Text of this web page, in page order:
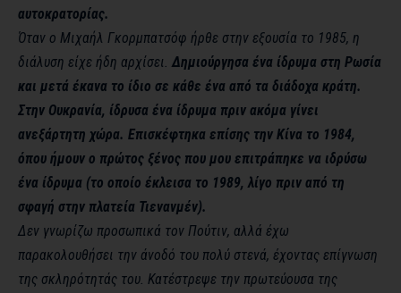
αυτοκρατορίας.
Όταν ο Μιχαήλ Γκορμπατσόφ ήρθε στην εξουσία το 1985, η
διάλυση είχε ήδη αρχίσει. Δημιούργησα ένα ίδρυμα στη Ρωσία
και μετά έκανα το ίδιο σε κάθε ένα από τα διάδοχα κράτη.
Στην Ουκρανία, ίδρυσα ένα ίδρυμα πριν ακόμα γίνει
ανεξάρτητη χώρα. Επισκέφτηκα επίσης την Κίνα το 1984,
όπου ήμουν ο πρώτος ξένος που μου επιτράπηκε να ιδρύσω
ένα ίδρυμα (το οποίο έκλεισα το 1989, λίγο πριν από τη
σφαγή στην πλατεία Τιενανμέν).
Δεν γνωρίζω προσωπικά τον Πούτιν, αλλά έχω
παρακολουθήσει την άνοδό του πολύ στενά, έχοντας επίγνωση
της σκληρότητάς του. Κατέστρεψε την πρωτεύουσα της